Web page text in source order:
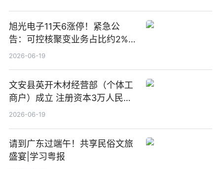
旭光电子11天6涨停！紧急公
告：可控核聚变业务占比约2%！
前沿热点
2026-06-19
文安县英开木材经营部（个体工
商户）成立 注册资本3万人民币
新要闻
2026-06-19
请到广东过端午！共享民俗文旅
盛宴|学习粤报